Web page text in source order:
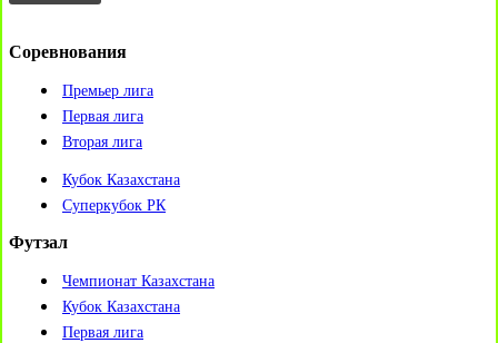
Соревнования
Премьер лига
Первая лига
Вторая лига
Кубок Казахстана
Суперкубок РК
Футзал
Чемпионат Казахстана
Кубок Казахстана
Первая лига